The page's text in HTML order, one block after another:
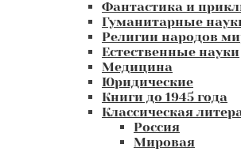
Фантастика и
Гуманитарные
Религии народов
Естественные науки
Медицина
Юридические
Книги до 1945 года
Классическая
Россия
Мировая